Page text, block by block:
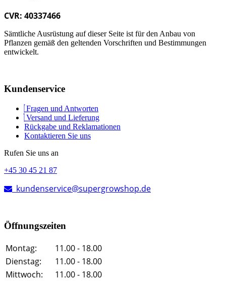
CVR: 40337466
Sämtliche Ausrüstung auf dieser Seite ist für den Anbau von
Pflanzen gemäß den geltenden Vorschriften und Bestimmungen
entwickelt.
Kundenservice
Fragen und Antworten
Versand und Lieferung
Rückgabe und Reklamationen
Kontaktieren Sie uns
Rufen Sie uns an
+45 30 45 21 87
kundenservice@supergrowshop.de
Öffnungszeiten
Montag:
11.00 - 18.00
Dienstag:
11.00 - 18.00
Mittwoch:
11.00 - 18.00